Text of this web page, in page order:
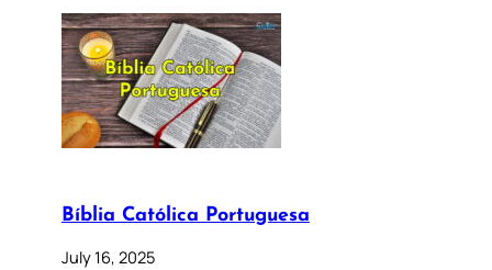
Bíblia Católica Portuguesa
July 16, 2025